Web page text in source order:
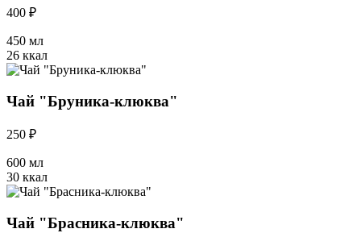
400 ₽
450 мл
26 ккал
Чай "Бруника-клюква"
250 ₽
600 мл
30 ккал
Чай "Брасника-клюква"